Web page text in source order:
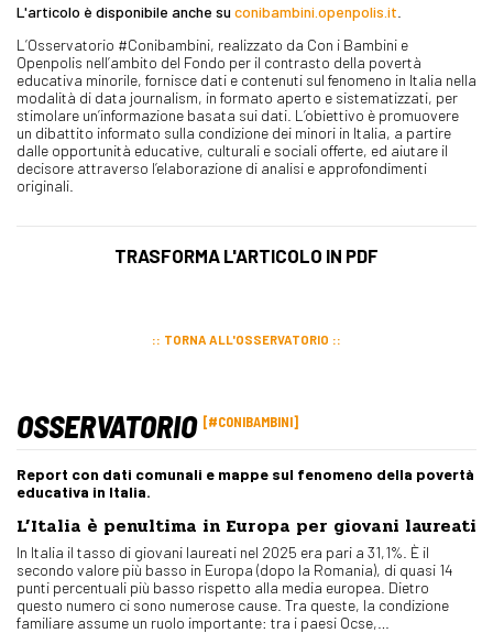
L'articolo è disponibile anche su conibambini.openpolis.it
L’Osservatorio #Conibambini, realizzato da Con i Bambini e
Openpolis nell’ambito del Fondo per il contrasto della povertà
educativa minorile, fornisce dati e contenuti sul fenomeno in Italia nella
modalità di data journalism, in formato aperto e sistematizzati, per
stimolare un’informazione basata sui dati. L’obiettivo è promuovere
un dibattito informato sulla condizione dei minori in Italia, a partire
dalle opportunità educative, culturali e sociali offerte, ed aiutare il
decisore attraverso l’elaborazione di analisi e approfondimenti
originali.
TRASFORMA L'ARTICOLO IN PDF
TORNA ALL'OSSERVATORIO
OSSERVATORIO #CONIBAMBINI
Report con dati comunali e mappe sul fenomeno della povertà
educativa in Italia.
L’Italia è penultima in Europa per giovani laureati
In Italia il tasso di giovani laureati nel 2025 era pari a 31,1%. È il
secondo valore più basso in Europa (dopo la Romania), di quasi 14
punti percentuali più basso rispetto alla media europea. Dietro
questo numero ci sono numerose cause. Tra queste, la condizione
familiare assume un ruolo importante: tra i paesi Ocse,…